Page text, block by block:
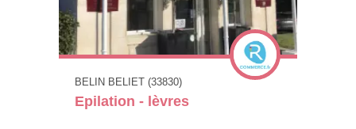
BELIN BELIET (33830)
Epilation - lèvres